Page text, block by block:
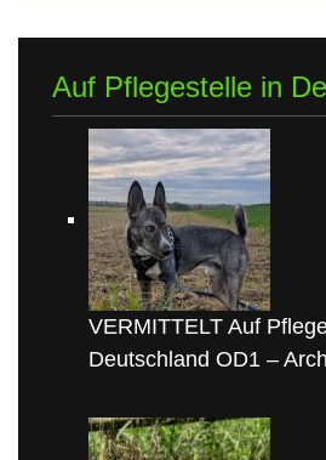
Auf Pflegestelle in
VERMITTELT Auf
Deutschland OD1 –